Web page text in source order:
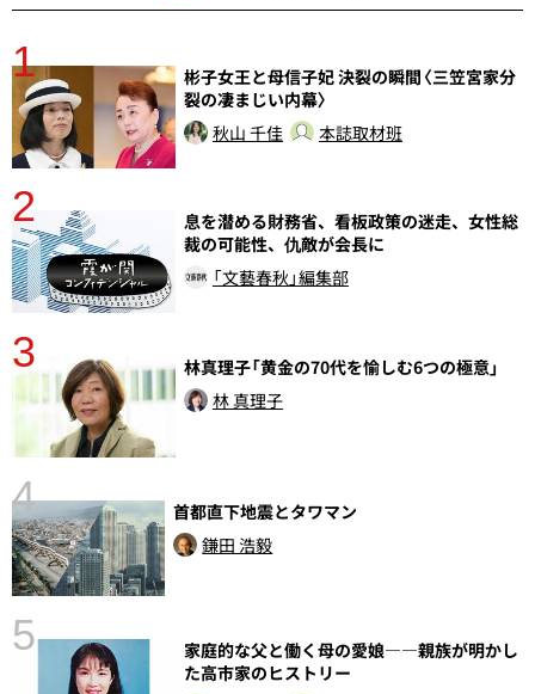
1
彬子女王と母信子妃 決裂の瞬間〈三笠宮家分
裂の凄まじい内幕〉
秋山 千佳
本誌取材班
2
息を潜める財務省、看板政策の迷走、女性総
裁の可能性、仇敵が会長に
「文藝春秋」編集部
3
林真理子「黄金の70代を愉しむ6つの極意」
林 真理子
4
首都直下地震とタワマン
鎌田 浩毅
5
家庭的な父と働く母の愛娘――親族が明かし
た高市家のヒストリー